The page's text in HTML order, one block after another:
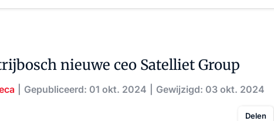
nieuwe ceo Satelliet Group
Gepubliceerd: 01 okt. 2024 Gewijzigd: 03 okt. 2024
Delen